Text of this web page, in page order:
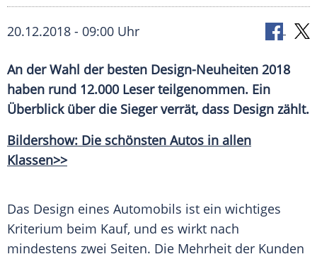
20.12.2018 - 09:00 Uhr
An der Wahl der besten Design-Neuheiten 2018
haben rund 12.000 Leser teilgenommen. Ein
Überblick über die Sieger verrät, dass Design zählt.
Bildershow: Die schönsten Autos in allen
Klassen>>
Das Design eines Automobils ist ein wichtiges
Kriterium beim Kauf, und es wirkt nach
mindestens zwei Seiten. Die Mehrheit der Kunden